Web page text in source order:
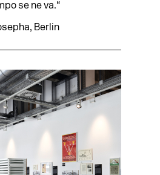
se ne va.“
Berlin